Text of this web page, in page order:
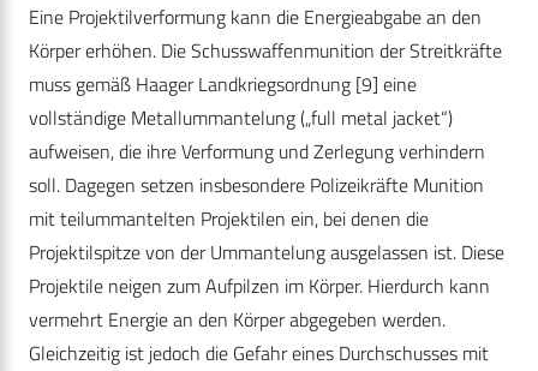
Eine Projektilverformung kann die Energieabgabe an den
Körper erhöhen. Die Schusswaffenmunition der Streitkräfte
muss gemäß Haager Landkriegsordnung [9] eine
vollständige Metallummantelung („full metal jacket“)
aufweisen, die ihre Verformung und Zerlegung verhindern
soll. Dagegen setzen insbesondere Polizeikräfte Munition
mit teilummantelten Projektilen ein, bei denen die
Projektilspitze von der Ummantelung ausgelassen ist. Diese
Projektile neigen zum Aufpilzen im Körper. Hierdurch kann
vermehrt Energie an den Körper abgegeben werden.
Gleichzeitig ist jedoch die Gefahr eines Durchschusses mit